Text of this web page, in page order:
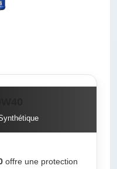
offre une protection